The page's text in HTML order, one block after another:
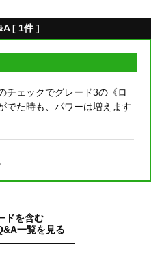
[ 1件 ]
チェックでグレード3の《ロ
でた時も、パワーは増えます
ドを含む
一覧を見る